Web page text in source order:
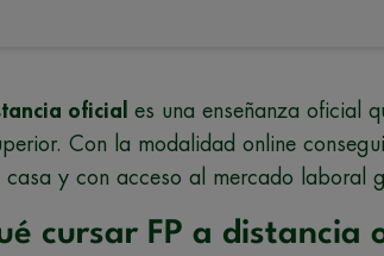
oficial
es una enseñanza oficial
Con la modalidad online
casa y con acceso al mercado laboral
cursar FP a distancia